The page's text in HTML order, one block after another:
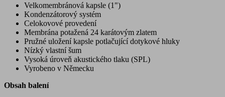
Velkomembránová kapsle (1")
Kondenzátorový systém
Celokovové provedení
Membrána potažená 24 karátovým zlatem
Pružné uložení kapsle potlačující dotykové hluky
Nízký vlastní šum
Vysoká úroveň akustického tlaku (SPL)
Vyrobeno v Německu
Obsah balení